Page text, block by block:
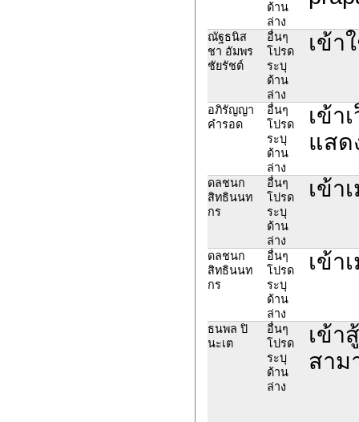
ด้าน
ล่าง
ณัฐธนิส
ชา อัมพร
ชัยรัชต์
อื่นๆ
โปรด
ระบุ
ด้าน
ล่าง
เข้า
อภิรัญญา
คำรอด
อื่นๆ
โปรด
ระบุ
ด้าน
ล่าง
เข้า
แสด
ดลชนก
สิทธินนท
กร
อื่นๆ
โปรด
ระบุ
ด้าน
ล่าง
เข้า
ดลชนก
สิทธินนท
กร
อื่นๆ
โปรด
ระบุ
ด้าน
ล่าง
เข้า
ธนพล ปิ
นะเต
อื่นๆ
โปรด
ระบุ
ด้าน
ล่าง
เข้า
สาม